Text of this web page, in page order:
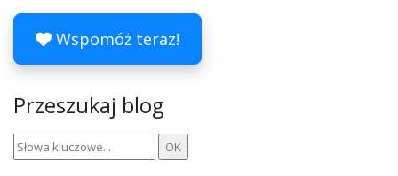
Wspomóż teraz!
Przeszukaj blog